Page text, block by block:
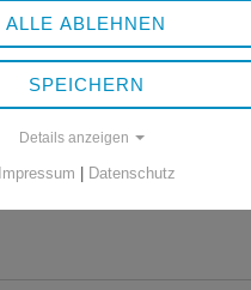
UND -
– Herstellung, Beseitigung,
ALLE ABLEHNEN
SPEICHERN
Details anzeigen
Impressum | Datenschutz